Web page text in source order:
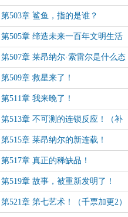
第503章 鲨鱼，指的是谁？
第505章 缔造未来一百年文明生活
的标准！
第507章 莱昂纳尔·索雷尔是什么态
度？
第509章 救星来了！
第511章 我来晚了！
第513章 不可测的连锁反应！（补
更1）
第515章 莱昂纳尔的新连载！
第517章 真正的稀缺品！
第519章 故事，被重新发明了！
第521章 第七艺术！（千票加更2）